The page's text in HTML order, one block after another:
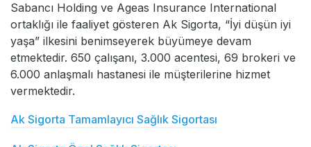
Sabancı Holding ve Ageas Insurance International
ortaklığı ile faaliyet gösteren Ak Sigorta, “İyi düşün iyi
yaşa” ilkesini benimseyerek büyümeye devam
etmektedir. 650 çalışanı, 3.000 acentesi, 69 brokeri ve
6.000 anlaşmalı hastanesi ile müşterilerine hizmet
vermektedir.
Ak Sigorta Tamamlayıcı Sağlık Sigortası